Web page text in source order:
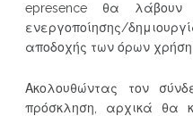
epresence θα λάβουν
ενεργοποίησης/
αποδοχής των όρων
Ακολουθώντας τον
πρόσκληση, αρχικά θα